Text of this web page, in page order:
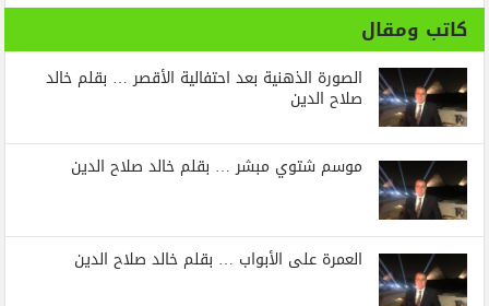
كاتب ومقال
الصورة الذهنية بعد احتفالية الأقصر … بقلم خالد
صلاح الدين
موسم شتوي مبشر … بقلم خالد صلاح الدين
العمرة على الأبواب … بقلم خالد صلاح الدين